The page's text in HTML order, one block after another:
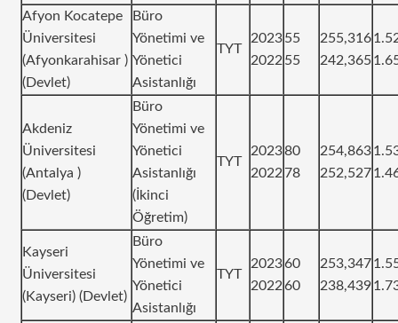
Afyon Kocatepe
Üniversitesi
(Afyonkarahisar )
(Devlet)
Büro
Yönetimi ve
Yönetici
Asistanlığı
TYT
2023
2022
55
55
255,316
242,365
Akdeniz
Üniversitesi
(Antalya )
(Devlet)
Büro
Yönetimi ve
Yönetici
Asistanlığı
(İkinci
Öğretim)
TYT
2023
2022
80
78
254,863
252,527
Kayseri
Üniversitesi
(Kayseri) (Devlet)
Büro
Yönetimi ve
Yönetici
Asistanlığı
TYT
2023
2022
60
60
253,347
238,439